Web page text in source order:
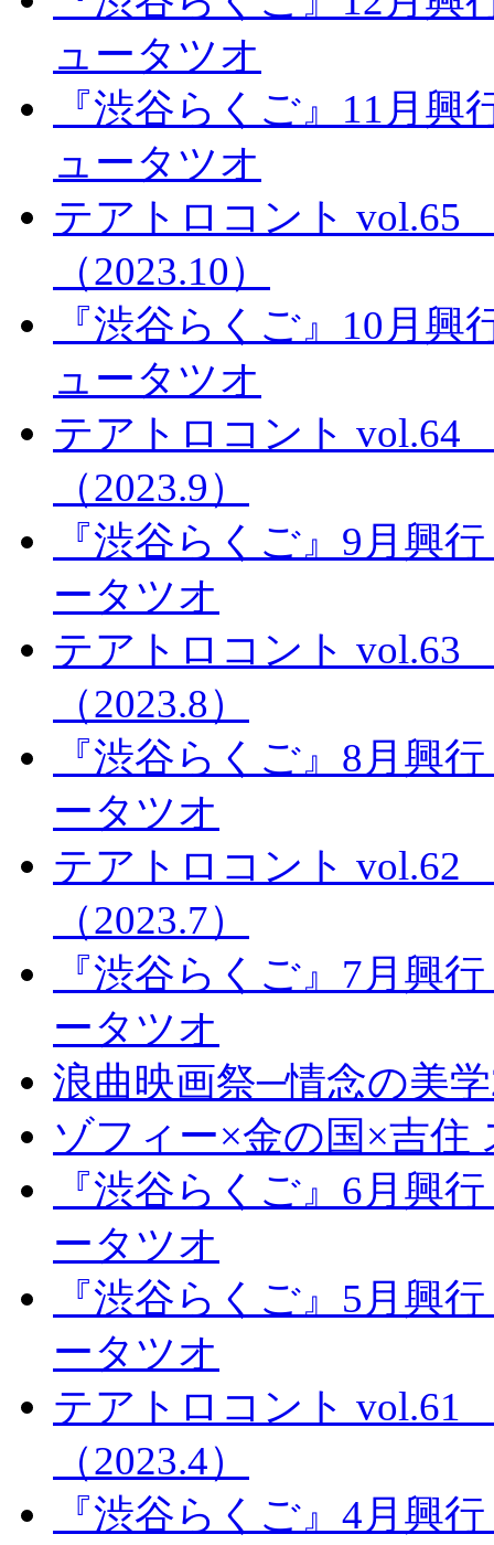
ュータツオ
『渋谷らくご』11月
ュータツオ
テアトロコント
（2023.10）
『渋谷らくご』10月
ュータツオ
テアトロコント
（2023.9）
『渋谷らくご』9月興
ータツオ
テアトロコント
（2023.8）
『渋谷らくご』8月興
ータツオ
テアトロコント
（2023.7）
『渋谷らくご』7月興
ータツオ
浪曲映画祭─情念の美
ゾフィー×金の国×吉住
『渋谷らくご』6月興
ータツオ
『渋谷らくご』5月興
ータツオ
テアトロコント
（2023.4）
『渋谷らくご』4月興